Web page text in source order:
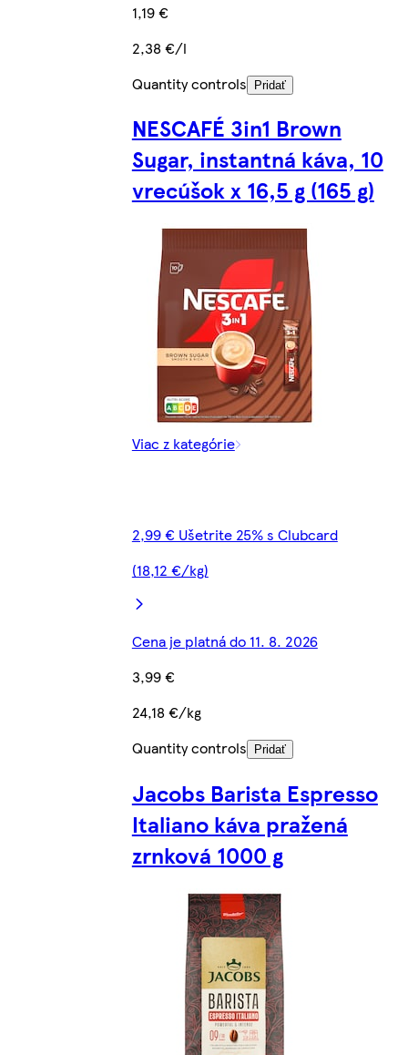
1,19 €
2,38 €/l
Quantity controls
Pridať
NESCAFÉ 3in1 Brown
Sugar, instantná káva, 10
vrecúšok x 16,5 g (165 g)
Viac z kategórie
2,99 € Ušetrite 25% s Clubcard
(18,12 €/kg)
Cena je platná do 11. 8. 2026
3,99 €
24,18 €/kg
Quantity controls
Pridať
Jacobs Barista Espresso
Italiano káva pražená
zrnková 1000 g